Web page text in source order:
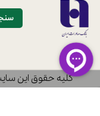
​کلیه حقوق این